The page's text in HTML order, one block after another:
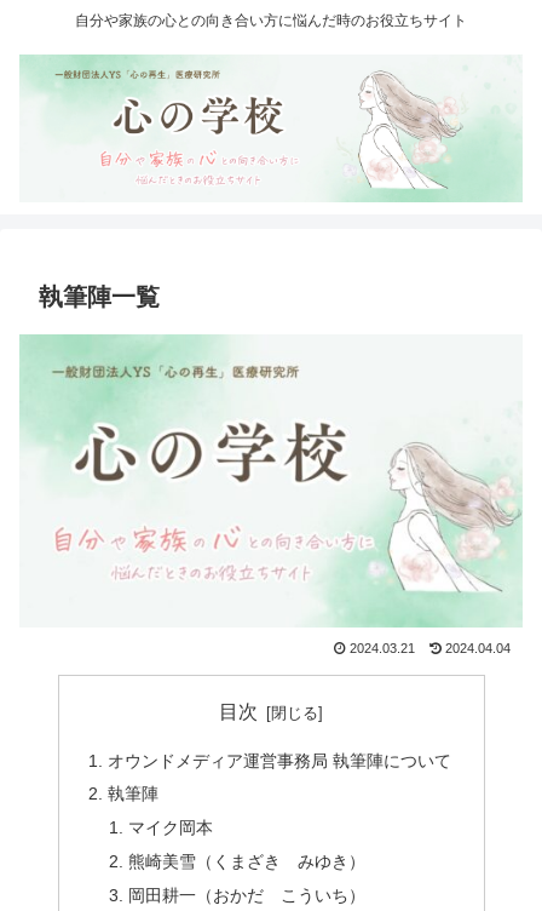
自分や家族の心との向き合い方に悩んだ時のお役立ちサイト
執筆陣一覧
2024.03.21 2024.04.04
目次
オウンドメディア運営事務局 執筆陣について
執筆陣
マイク岡本
熊崎美雪（くまざき みゆき）
岡田耕一（おかだ こういち）